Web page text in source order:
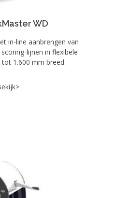
WD
in-line aanbrengen van
lijnen in flexibele
1.600 mm breed.